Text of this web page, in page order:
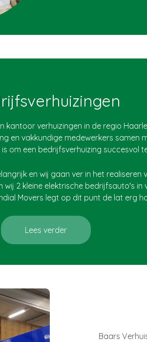
kantoor verhuizingen in de regio
en vakkundige medewerkers samen
om een bedrijfsverhuizing succesvol
en wij gaan ver in het realiseren
wij 2 kleine elektrische bedrijfsauto's in
Movers legt op dit punt de lat erg
Lees verder
Baars